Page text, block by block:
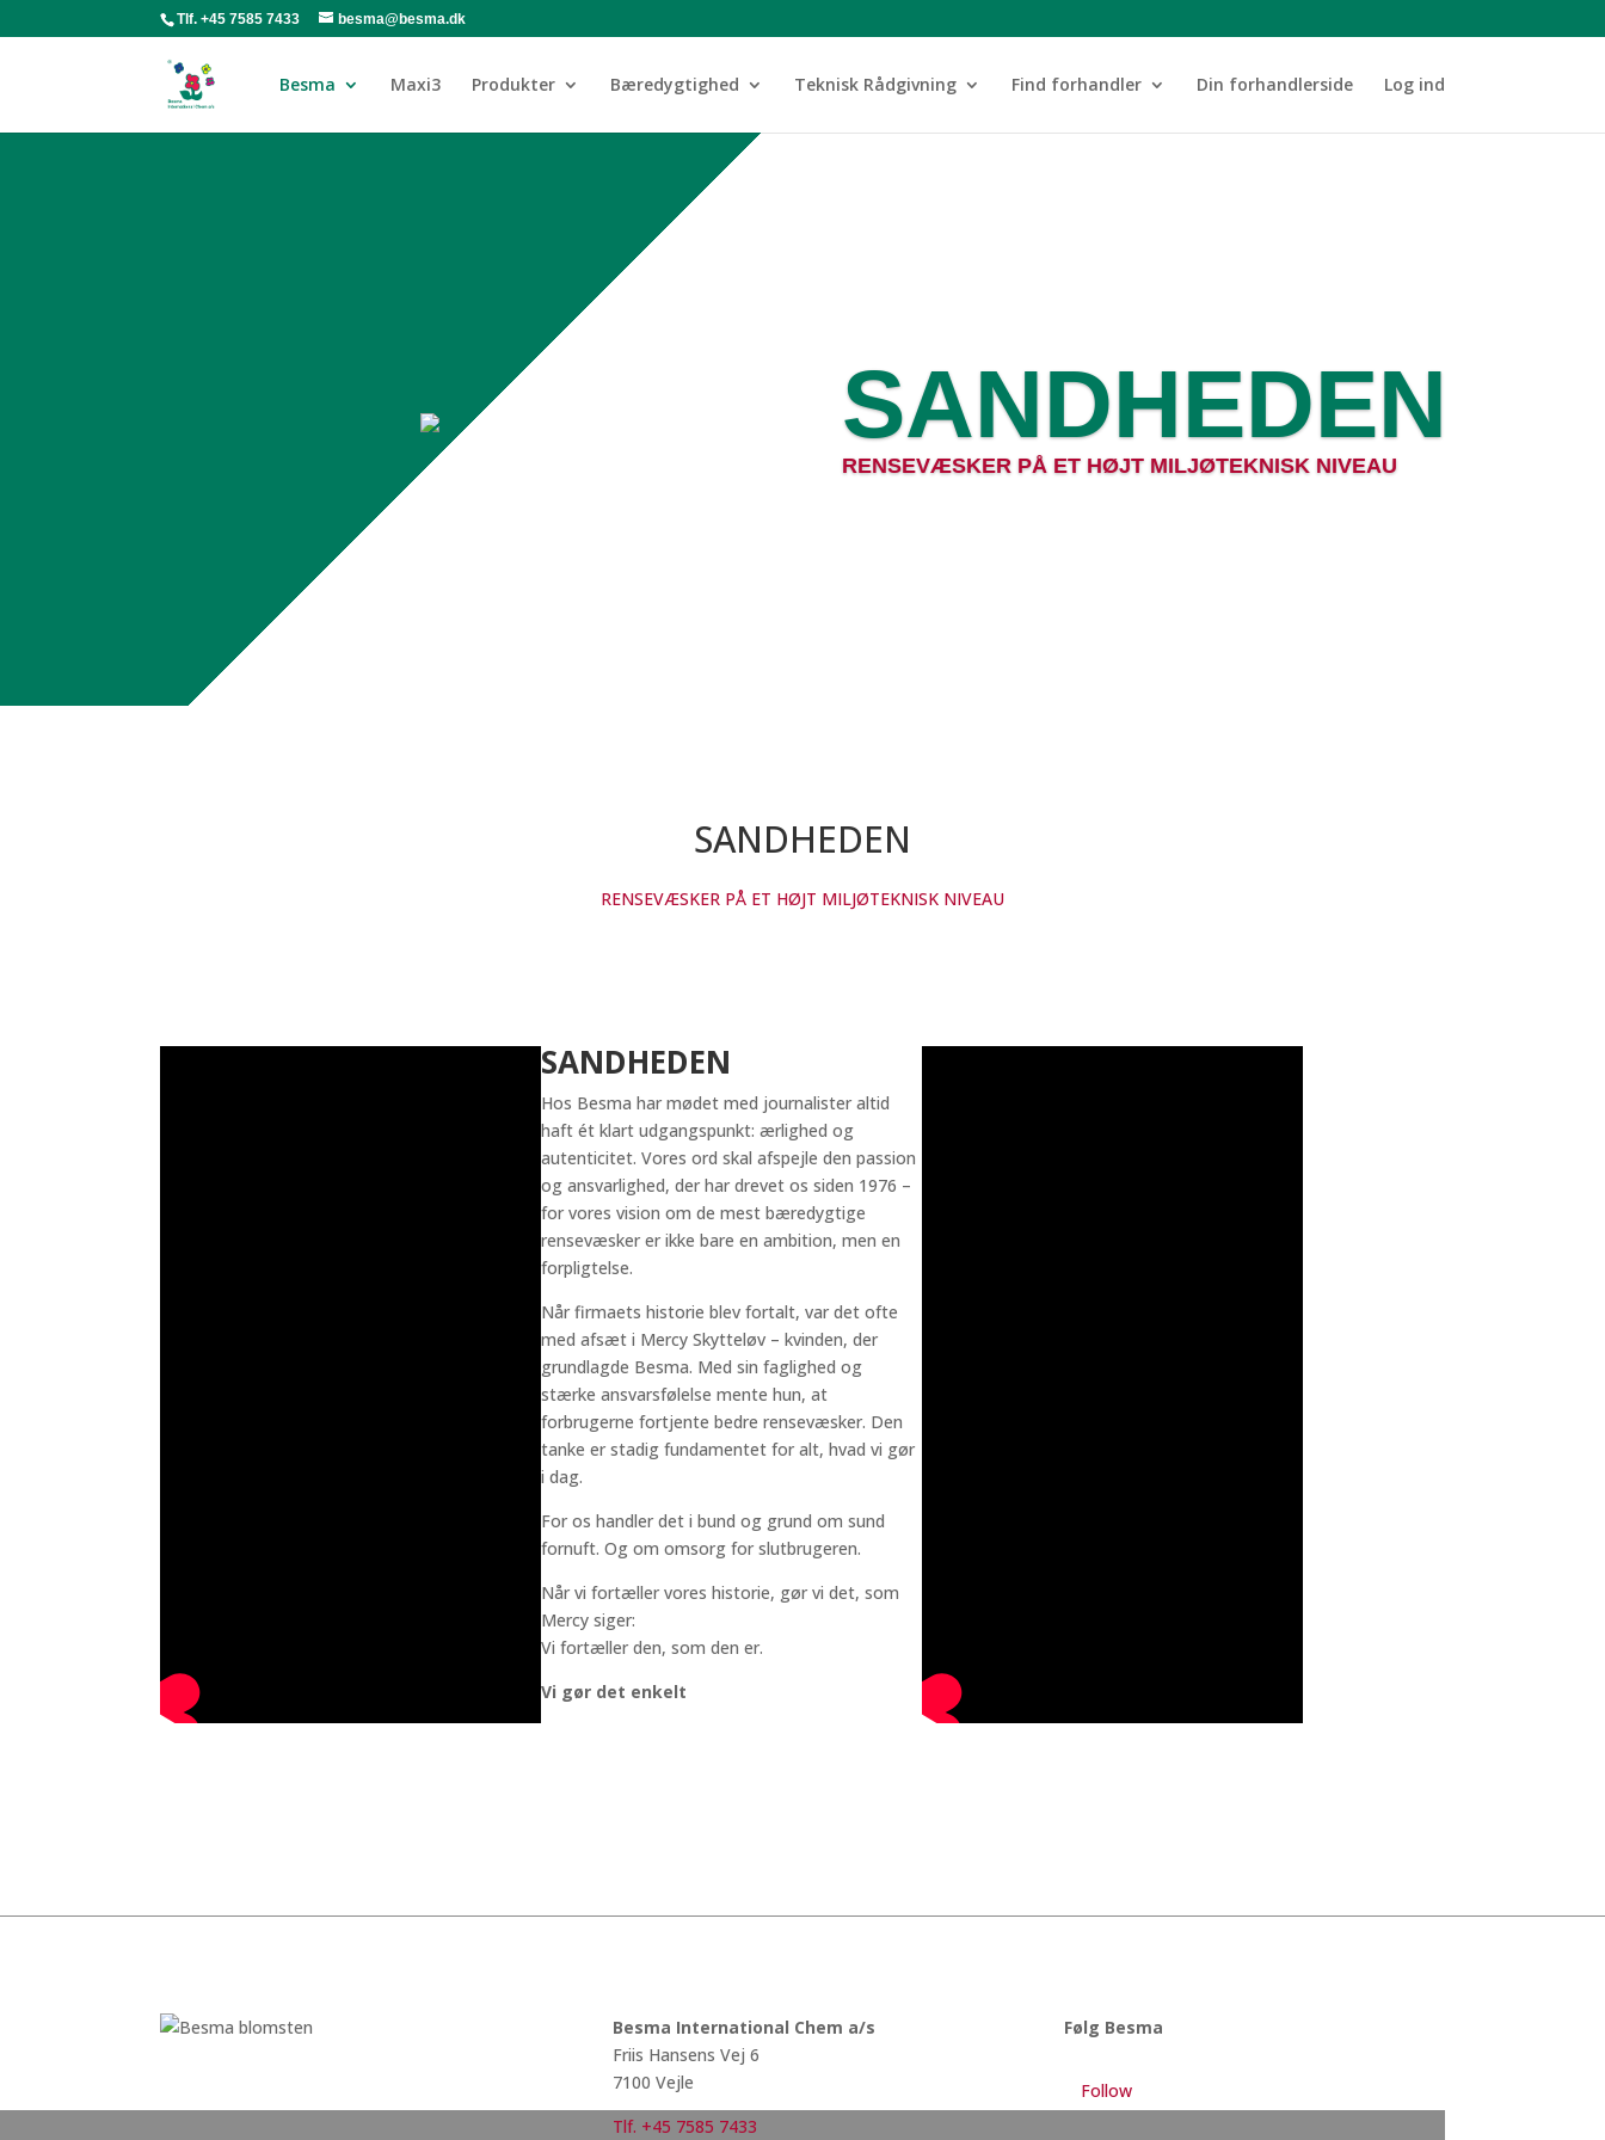
Tlf. +45 7585 7433 besma@besma.dk
Besma Maxi3 Produkter Bæredygtighed Teknisk Rådgivning Find forhandler Din forhandlerside Log ind
SANDHEDEN
RENSEVÆSKER PÅ ET HØJT MILJØTEKNISK NIVEAU
SANDHEDEN
RENSEVÆSKER PÅ ET HØJT MILJØTEKNISK NIVEAU
SANDHEDEN
Hos Besma har mødet med journalister altid
haft ét klart udgangspunkt: ærlighed og
autenticitet. Vores ord skal afspejle den passion
og ansvarlighed, der har drevet os siden 1976 –
for vores vision om de mest bæredygtige
rensevæsker er ikke bare en ambition, men en
forpligtelse.
Når firmaets historie blev fortalt, var det ofte
med afsæt i Mercy Skytteløv – kvinden, der
grundlagde Besma. Med sin faglighed og
stærke ansvarsfølelse mente hun, at
forbrugerne fortjente bedre rensevæsker. Den
tanke er stadig fundamentet for alt, hvad vi gør
i dag.
For os handler det i bund og grund om sund
fornuft. Og om omsorg for slutbrugeren.
Når vi fortæller vores historie, gør vi det, som
Mercy siger:
Vi fortæller den, som den er.
Vi gør det enkelt
Besma International Chem a/s
Friis Hansens Vej 6
7100 Vejle
Tlf. +45 7585 7433
Følg Besma
Follow